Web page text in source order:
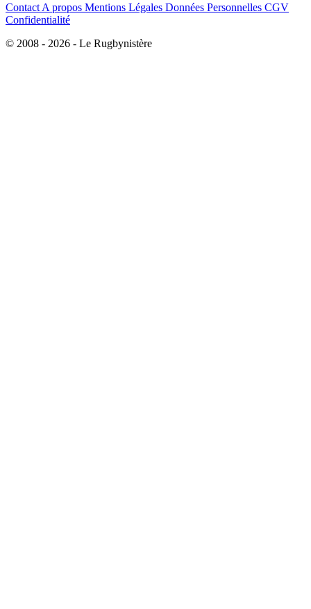
Contact A propos Mentions Légales Données Personnelles CGV
Confidentialité
© 2008 - 2026 - Le Rugbynistère